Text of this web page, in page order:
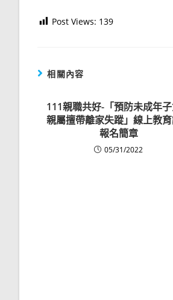
Post Views: 139
相關內容
111親職共好-「預防未成年
親屬擅帶離家失蹤」線上教
報名簡章
05/31/2022